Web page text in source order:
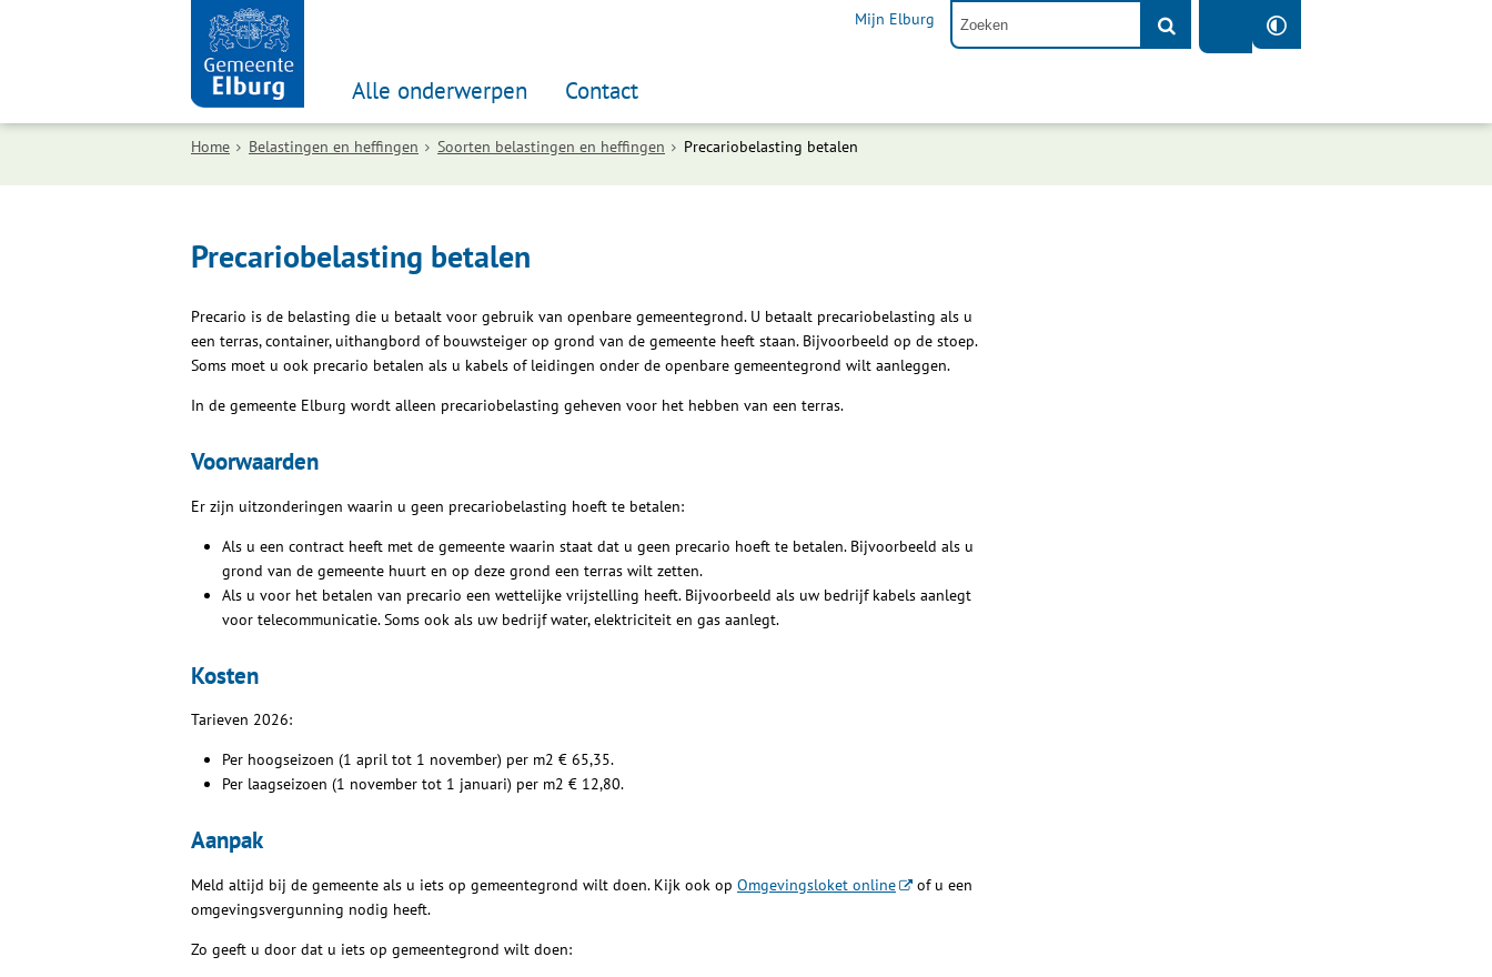
Mijn Elburg
Alle onderwerpen Contact
Home Belastingen en heffingen Soorten belastingen en heffingen Precariobelasting betalen
Precariobelasting betalen
Precario is de belasting die u betaalt voor gebruik van openbare gemeentegrond. U betaalt precariobelasting als u
een terras, container, uithangbord of bouwsteiger op grond van de gemeente heeft staan. Bijvoorbeeld op de stoep.
Soms moet u ook precario betalen als u kabels of leidingen onder de openbare gemeentegrond wilt aanleggen.
In de gemeente Elburg wordt alleen precariobelasting geheven voor het hebben van een terras.
Voorwaarden
Er zijn uitzonderingen waarin u geen precariobelasting hoeft te betalen:
Als u een contract heeft met de gemeente waarin staat dat u geen precario hoeft te betalen. Bijvoorbeeld als u
grond van de gemeente huurt en op deze grond een terras wilt zetten.
Als u voor het betalen van precario een wettelijke vrijstelling heeft. Bijvoorbeeld als uw bedrijf kabels aanlegt
voor telecommunicatie. Soms ook als uw bedrijf water, elektriciteit en gas aanlegt.
Kosten
Tarieven 2026:
Per hoogseizoen (1 april tot 1 november) per m2 € 65,35.
Per laagseizoen (1 november tot 1 januari) per m2 € 12,80.
Aanpak
Meld altijd bij de gemeente als u iets op gemeentegrond wilt doen. Kijk ook op Omgevingsloket online
of u een
omgevingsvergunning nodig heeft.
Zo geeft u door dat u iets op gemeentegrond wilt doen: